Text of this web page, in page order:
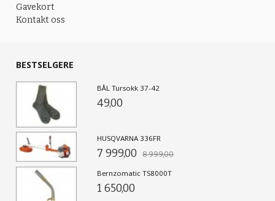
Gavekort
Kontakt oss
BESTSELGERE
BÅL Tursokk 37-42
49,00
HUSQVARNA 336FR
7 999,00 8 999,00
Bernzomatic TS8000T
1 650,00